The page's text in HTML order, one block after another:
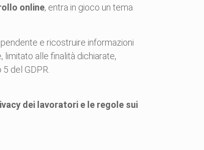
online, entra in gioco un tema
e ricostruire informazioni
alle finalità dichiarate,
del GDPR.
dei lavoratori e le regole sui